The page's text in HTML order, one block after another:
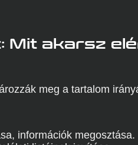
Mit akarsz
meg a tartalom
információk megosztása.